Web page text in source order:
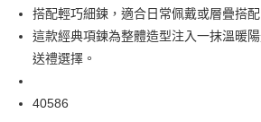
搭配輕巧細鍊，適合日常佩戴或層疊搭配
這款經典項鍊為整體造型注入一抹溫暖
送禮選擇。
40586